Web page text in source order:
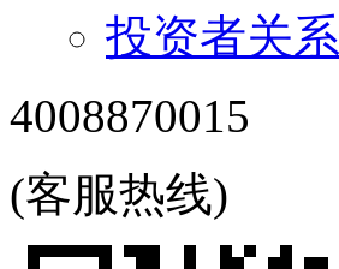
投资者关系
4008870015
(客服热线)